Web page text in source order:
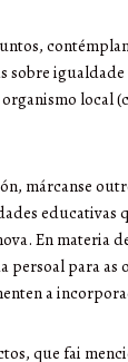
sobre
local
márcanse
educativas
En materia
persoal para as
a
que fai